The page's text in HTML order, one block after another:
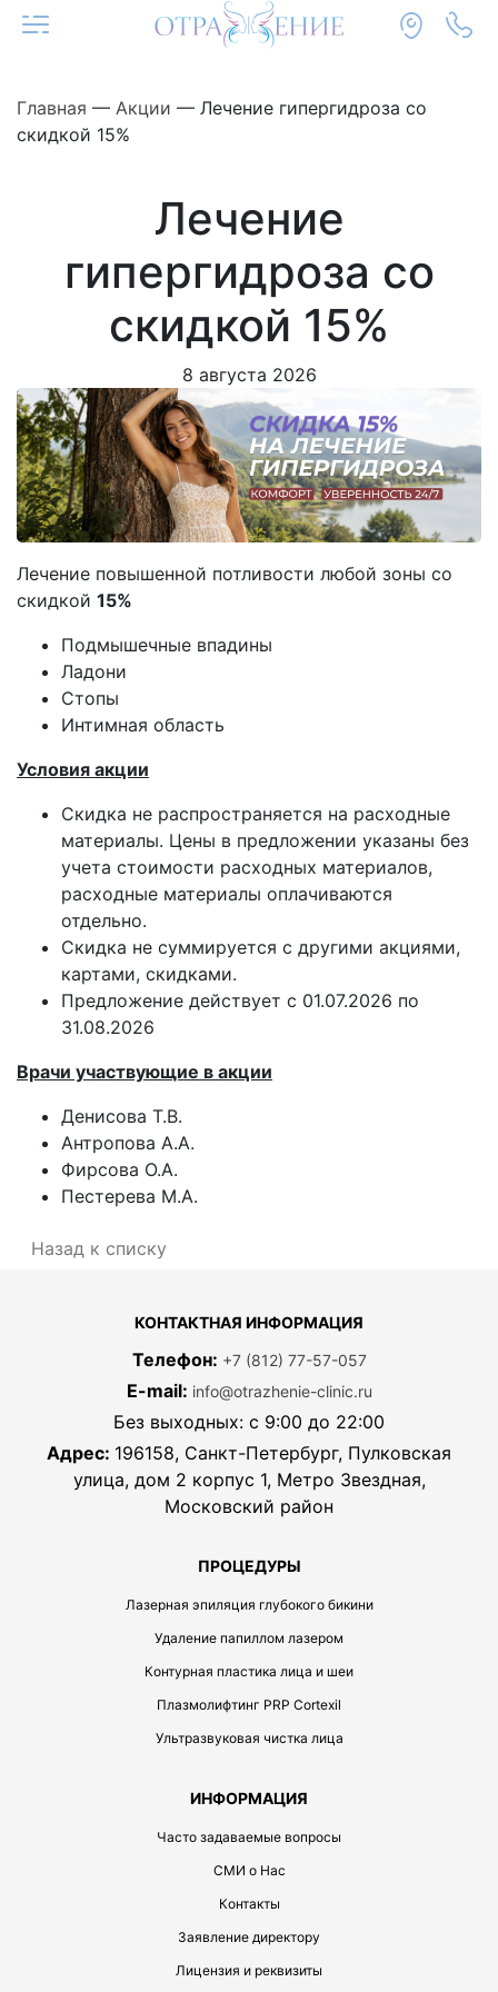
Главная — Акции — Лечение гипергидроза со
скидкой 15%
Лечение
гипергидроза со
скидкой 15%
8 августа 2026
Лечение повышенной потливости любой зоны со
скидкой 15%
Подмышечные впадины
Ладони
Стопы
Интимная область
Условия акции
Скидка не распространяется на расходные
материалы. Цены в предложении указаны без
учета стоимости расходных материалов,
расходные материалы оплачиваются
отдельно.
Скидка не суммируется с другими акциями,
картами, скидками.
Предложение действует с 01.07.2026 по
31.08.2026
Врачи участвующие в акции
Денисова Т.В.
Антропова А.А.
Фирсова О.А.
Пестерева М.А.
Назад к списку
КОНТАКТНАЯ ИНФОРМАЦИЯ
Телефон: +7 (812) 77-57-057
E-mail: info@otrazhenie-clinic.ru
Без выходных: с 9:00 до 22:00
Адрес: 196158, Санкт-Петербург, Пулковская
улица, дом 2 корпус 1, Метро Звездная,
Московский район
ПРОЦЕДУРЫ
Лазерная эпиляция глубокого бикини
Удаление папиллом лазером
Контурная пластика лица и шеи
Плазмолифтинг PRP Cortexil
Ультразвуковая чистка лица
ИНФОРМАЦИЯ
Часто задаваемые вопросы
СМИ о Нас
Контакты
Заявление директору
Лицензия и реквизиты